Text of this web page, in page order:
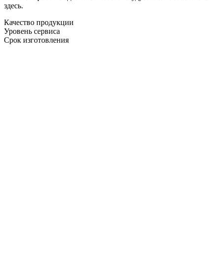
здесь.
Качество продукции
Уровень сервиса
Срок изготовления